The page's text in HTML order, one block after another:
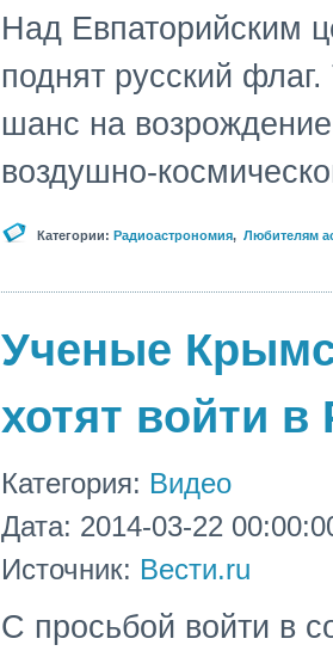
Над Евпаторийским
поднят русский
шанс на
воздушно-
Категории: Радиоастрономия, Любителям
Ученые
хотят войти в
Категория: Видео
Дата: 2014-03-22
Источник: Вести.ru
С просьбой войти в